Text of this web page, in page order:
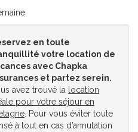
en toute
votre location de
avec Chapka
et partez serein.
avez trouvé la
location
pour votre séjour en
. Pour vous éviter toute
à tout en cas d’annulation